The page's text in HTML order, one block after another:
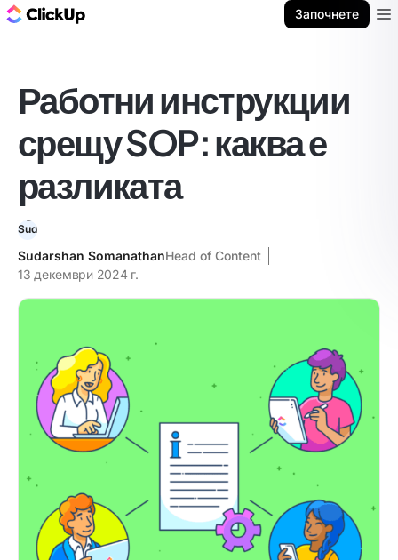
Започнете
Работни инструкции
срещу SOP: каква е
разликата
Sudarshan SomanathanHead of Content
13 декември 2024 г.